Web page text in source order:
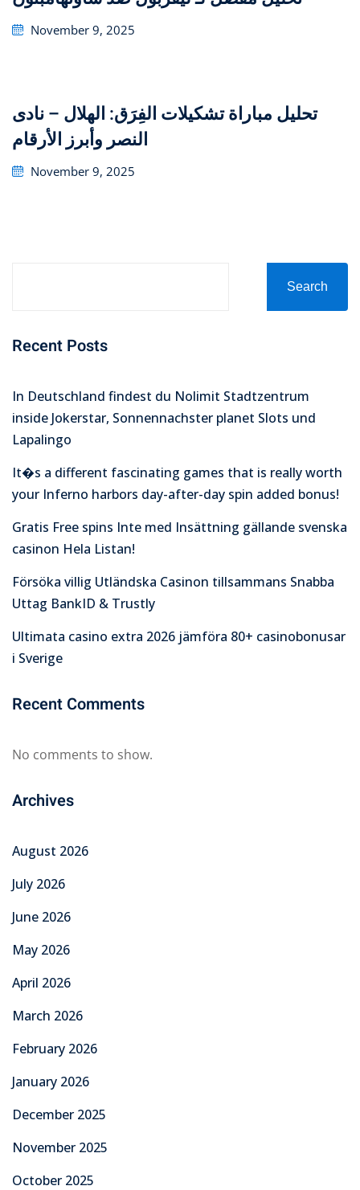
Posted
November 9, 2025
تحليل مباراة تشكيلات الفِرَق: الهلال – نادى
النصر وأبرز الأرقام
Posted
November 9, 2025
Search
Recent Posts
In Deutschland findest du Nolimit Stadtzentrum
inside Jokerstar, Sonnennachster planet Slots und
Lapalingo
It�s a different fascinating games that is really worth
your Inferno harbors day-after-day spin added bonus!
Gratis Free spins Inte med Insättning gällande svenska
casinon Hela Listan!
Försöka villig Utländska Casinon tillsammans Snabba
Uttag BankID & Trustly
Ultimata casino extra 2026 jämföra 80+ casinobonusar
i Sverige
Recent Comments
No comments to show.
Archives
August 2026
July 2026
June 2026
May 2026
April 2026
March 2026
February 2026
January 2026
December 2025
November 2025
October 2025